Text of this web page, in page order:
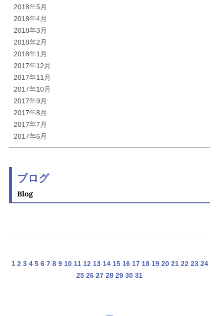
2018年5月
2018年4月
2018年3月
2018年2月
2018年1月
2017年12月
2017年11月
2017年10月
2017年9月
2017年8月
2017年7月
2017年6月
ブログ
Blog
1 2 3 4 5 6 7 8 9 10 11 12 13 14 15 16 17 18 19 20 21 22 23 24
25 26 27 28 29 30 31